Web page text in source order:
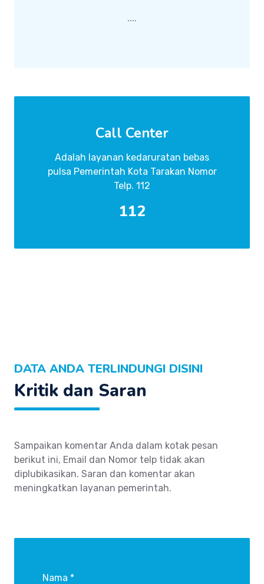
....
Call Center
Adalah layanan kedaruratan bebas
pulsa Pemerintah Kota Tarakan Nomor
Telp. 112
112
DATA ANDA TERLINDUNGI DISINI
Kritik dan Saran
Sampaikan komentar Anda dalam kotak pesan
berikut ini, Email dan Nomor telp tidak akan
diplubikasikan. Saran dan komentar akan
meningkatkan layanan pemerintah.
Nama *